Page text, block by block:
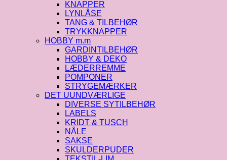
KNAPPER
LYNLÅSE
TANG & TILBEHØR
TRYKKNAPPER
HOBBY m.m
GARDINTILBEHØR
HOBBY & DEKO
LÆDERREMME
POMPONER
STRYGEMÆRKER
DET UUNDVÆRLIGE
DIVERSE SYTILBEHØR
LABELS
KRIDT & TUSCH
NÅLE
SAKSE
SKULDERPUDER